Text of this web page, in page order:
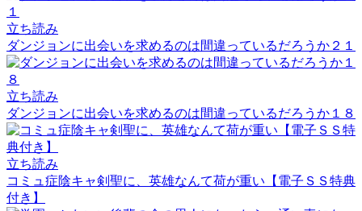
立ち読み
ダンジョンに出会いを求めるのは間違っているだろうか２１
立ち読み
ダンジョンに出会いを求めるのは間違っているだろうか１８
立ち読み
コミュ症陰キャ剣聖に、英雄なんて荷が重い【電子ＳＳ特典
付き】